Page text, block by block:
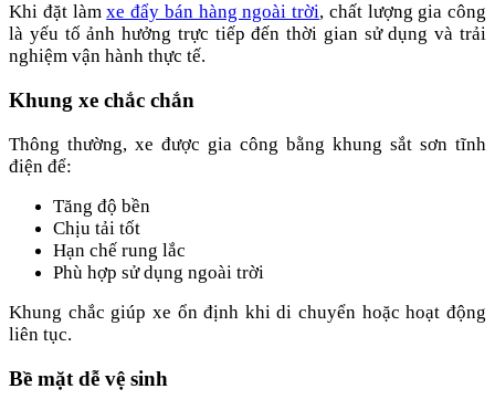
Khi đặt làmxe đẩy bán hàng ngoài trời, chất lượng gia công
là yếu tố ảnh hưởng trực tiếp đến thời gian sử dụng và trải
nghiệm vận hành thực tế.
Khung xe chắc chắn
Thông thường, xe được gia công bằng khung sắt sơn tĩnh
điện để:
Tăng độ bền
Chịu tải tốt
Hạn chế rung lắc
Phù hợp sử dụng ngoài trời
Khung chắc giúp xe ổn định khi di chuyển hoặc hoạt động
liên tục.
Bề mặt dễ vệ sinh